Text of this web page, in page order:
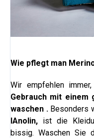
Wie pflegt man
Wir empfehlen immer,
Gebrauch mit einem
waschen .Besonders
lAnolin, ist die
bissig. Waschen Sie